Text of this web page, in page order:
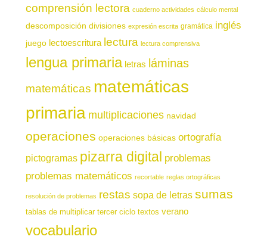
comprensión lectora cuaderno actividades cálculo mental
descomposición divisiones expresión escrita gramática inglés
juego lectoescritura lectura lectura comprensiva
lengua primaria letras láminas
matemáticas matemáticas
primaria multiplicaciones navidad
operaciones operaciones básicas ortografía
pictogramas pizarra digital problemas
problemas matemáticos recortable reglas ortográficas
resolución de problemas restas sopa de letras sumas
tablas de multiplicar tercer ciclo textos verano
vocabulario